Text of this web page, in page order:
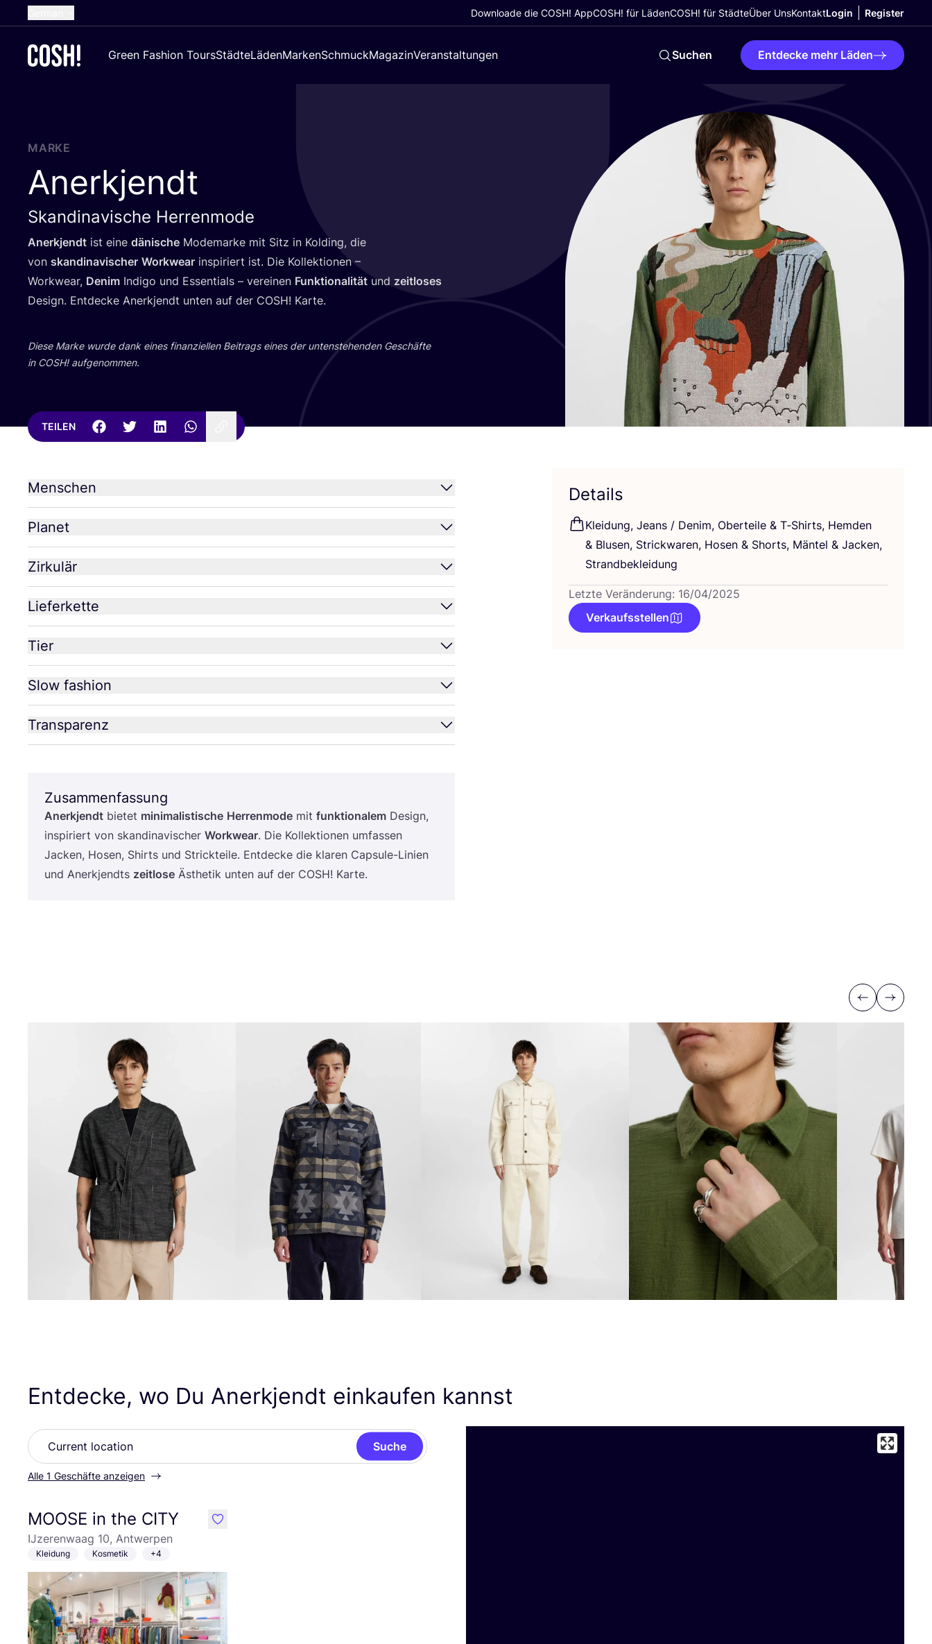
Dutch
Croatian
Downloade die COSH! AppCOSH! für LädenCOSH! für StädteÜber UnsKontaktLogin Register
Green Fashion ToursStädteLädenMarkenSchmuckMagazinVeranstaltungen Suchen Entdecke mehr Läden
MARKE
Anerkjendt
Skandinavische Herrenmode
Anerkjendt ist eine däni­sche Mode­mar­ke mit Sitz in Kol­ding, die
von skan­di­na­vi­scher Work­wear inspi­riert ist. Die Kol­lek­tio­nen –
Work­wear, Den­im Indi­go und Essen­ti­als – ver­ei­nen Funk­tio­na­li­tät und zeit­lo­ses
Design. Ent­de­cke Anerkjendt unten auf der COSH! Karte.
Die­se Mar­ke wur­de dank eines finan­zi­el­len Bei­trags eines der unten­ste­hen­den Geschäf­te
in COSH! aufgenommen.
TEILEN
Menschen
Planet
Zirkulär
Lieferkette
Tier
Slow fashion
Transparenz
Zusammenfassung
Anerkjendt bie­tet mini­ma­lis­ti­sche Her­ren­mo­de mit funk­tio­na­lem Design,
inspi­riert von skan­di­na­vi­scher Work­wear. Die Kol­lek­tio­nen umfas­sen
Jacken, Hosen, Shirts und Strick­tei­le. Ent­de­cke die kla­ren Cap­su­le-Lini­en
und Anerkjendts zeit­lo­se Ästhe­tik unten auf der COSH! Karte.
Details
Klei­dung, Jeans / Den­im, Ober­tei­le & T‑Shirts, Hem­den
& Blu­sen, Strick­wa­ren, Hosen & Shorts, Män­tel & Jacken,
Strandbekleidung
Letzte Veränderung: 16/04/2025
Verkaufsstellen
Previous
Next
Entdecke, wo Du Anerkjendt einkaufen kannst
Suche
Alle 1 Geschäfte anzeigen
MOOSE in the CITY
IJzerenwaag 10, Antwerpen
Kleidung Kosmetik +4
like